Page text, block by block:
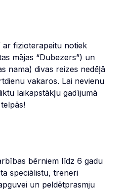
ar fizioterapeitu notiek
mājas “Dubezers”) un
nama) divas reizes nedēļā
vakaros. Lai nevienu
laikapstākļu gadījumā
bērniem līdz 6 gadu
speciālistu, treneri
un peldētprasmju